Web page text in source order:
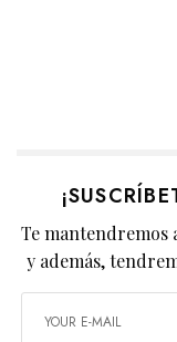
Te mantendremos
y además,